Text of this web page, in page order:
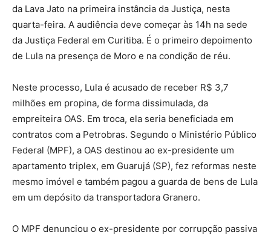
da Lava Jato na primeira instância da Justiça, nesta
quarta-feira. A audiência deve começar às 14h na sede
da Justiça Federal em Curitiba. É o primeiro depoimento
de Lula na presença de Moro e na condição de réu.
Neste processo, Lula é acusado de receber R$ 3,7
milhões em propina, de forma dissimulada, da
empreiteira OAS. Em troca, ela seria beneficiada em
contratos com a Petrobras. Segundo o Ministério Público
Federal (MPF), a OAS destinou ao ex-presidente um
apartamento triplex, em Guarujá (SP), fez reformas neste
mesmo imóvel e também pagou a guarda de bens de Lula
em um depósito da transportadora Granero.
O MPF denunciou o ex-presidente por corrupção passiva